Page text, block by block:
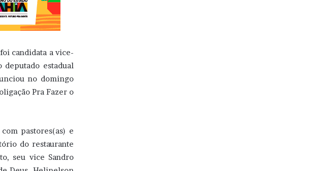
candidata a vice-
deputado estadual
no domingo
Pra Fazer o
pastores(as) e
do restaurante
seu vice Sandro